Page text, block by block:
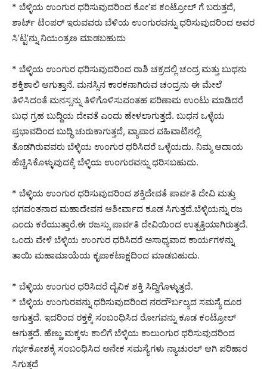
* ಬೆಳ್ಳಿಯ ಉಂಗುರ ಧರಿಸುವುದರಿಂದ ಕೋ’ಪ ಕಂಟ್ರೋಲ್ ಗೆ ಬರುತ್ತದೆ,
ಶಾರ್ಟ್ ಟೆಂಪರ್ ಇರುವವರು ಬೆಳಿಯ ಉಂಗುರವನ್ನು ಧರಿಸುವುದರಿಂದ ಅವರ
ಸಿ’ಟ್ಟ’ನ್ನು ನಿಯಂತ್ರಣ ಮಾಡಬಹುದು
* ಬೆಳ್ಳಿಯ ಉಂಗುರ ಧರಿಸುವುದರಿಂದ ರಾಶಿ ಚಕ್ರದಲ್ಲಿ ಚಂದ್ರ ಮತ್ತು ಬುಧನು
ಶಕ್ತಿಶಾಲಿ ಆಗುತ್ತಾನೆ. ಮನಸ್ಸಿನ ಕಾರಕನಾಗಿರುವ ಚಂದ್ರನು ಈ ಮೇಲೆ
ತಿಳಿಸಿದಂತೆ ಮನಸ್ಸನ್ನು ತಿಳಿಗೊಳಿಸುವಂತಹ ಪರಿಣಾಮ ಉಂಟು ಮಾಡಿದರೆ
ಬುಧ ಗ್ರಹ ಬುದ್ದಿಯ ದೇವತೆ ಎಂದು ಹೇಳಲಾಗುತ್ತದೆ. ಬುಧನ ಒಳ್ಳೆಯ
ಪ್ರಭಾವದಿಂದ ಬುದ್ಧಿ ಚುರುಕಾಗುತ್ತದೆ, ವ್ಯಾಪಾರ ವಹಿವಾಟಿನಲ್ಲಿ
ತೊಡಗಿರುವವರು ಬೆಳ್ಳಿಯ ಉಂಗುರ ಧರಿಸಿದರೆ ಒಳ್ಳೆಯದು. ನಿಮ್ಮ ಆದಾಯ
ಹೆಚ್ಚಿಸಿಕೊಳ್ಳುವುದಕ್ಕೆ ಬೆಳ್ಳಿಯ ಉಂಗುರವನ್ನು ಧರಿಸಬಹುದು.
* ಬೆಳ್ಳಿಯ ಉಂಗುರ ಧರಿಸುವುದರಿಂದ ಶಕ್ತಿದೇವತೆ ಪಾರ್ವತಿ ದೇವಿ ಮತ್ತು
ಭಗವಂತನಾದ ಮಹಾದೇವನ ಆಶೀರ್ವಾದ ಕೂಡ ಸಿಗುತ್ತದೆ.ಬೆಳ್ಳಿಯನ್ನು ರಜ
ಎಂದು ಕರೆಯುತ್ತಾರೆ.ಈ ರಜಸ್ಸು ಪಾರ್ವತಿ ದೇವಿಯಿಂದ ಉತ್ಪತ್ತಿಯಾಗಿರುತ್ತದೆ.
ಒಂದು ವೇಳೆ ಬೆಳ್ಳಿಯ ಉಂಗುರ ಧರಿಸಿದರೆ ಅಸಾಧ್ಯವಾದ ಕಾರ್ಯಗಳನ್ನು
ತಾಯಿ ಮಹಾಮಾಯೆಯ ಕೃಪಾಕಟಾಕ್ಷದಿಂದ ಮಾಡಬಹುದು.
* ಬೆಳ್ಳಿಯ ಉಂಗುರ ಧರಿಸಿದರೆ ದೈವಿಕ ಶಕ್ತಿ ಸಿದ್ದಿಗೊಳ್ಳುತ್ತದೆ.
* ಬೆಳ್ಳಿಯ ಉಂಗುರವನ್ನು ಧರಿಸುವುದರಿಂದ ನರದೌರ್ಬಲ್ಯದ ಸಮಸ್ಯೆ ದೂರ
ಆಗುತ್ತದೆ. ಇದರಿಂದ ರಕ್ತಕ್ಕೆ ಸಂಬಂಧಿಸಿದ ರೋಗವನ್ನು ಕೂಡ ಕಂಟ್ರೋಲ್
ಆಗುತ್ತದೆ. ಹೆಣ್ಣು ಮಕ್ಕಳು ಕಾಲಿಗೆ ಬೆಳ್ಳಿಯ ಕಾಲುಂಗುರ ಧರಿಸುವುದರಿಂದ
ಗರ್ಭಕೋಶಕ್ಕೆ ಸಂಬಂಧಿಸಿದ ಅನೇಕ ಸಮಸ್ಯೆಗಳು ನ್ಯಾಚುರಲ್ ಆಗಿ ಪರಿಹಾರ
ಸಿಗುತ್ತದೆ